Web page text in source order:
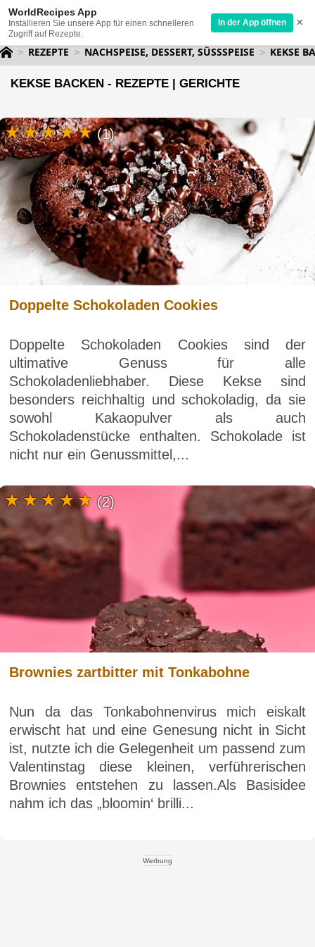
WorldRecipes App
Installieren Sie unsere App für einen schnelleren
Zugriff auf Rezepte.
In der App öffnen ×
REZEPTE NACHSPEISE, DESSERT, SÜSSSPEISE KEKSE
KEKSE BACKEN - REZEPTE | GERICHTE
Doppelte Schokoladen Cookies
Doppelte Schokoladen Cookies sind der
ultimative Genuss für alle
Schokoladenliebhaber. Diese Kekse sind
besonders reichhaltig und schokoladig, da sie
sowohl Kakaopulver als auch
Schokoladenstücke enthalten. Schokolade ist
nicht nur ein Genussmittel,...
(1)
Brownies zartbitter mit Tonkabohne
Nun da das Tonkabohnenvirus mich eiskalt
erwischt hat und eine Genesung nicht in Sicht
ist, nutzte ich die Gelegenheit um passend zum
Valentinstag diese kleinen, verführerischen
Brownies entstehen zu lassen.Als Basisidee
nahm ich das „bloomin‘ brilli...
(2)
Werbung